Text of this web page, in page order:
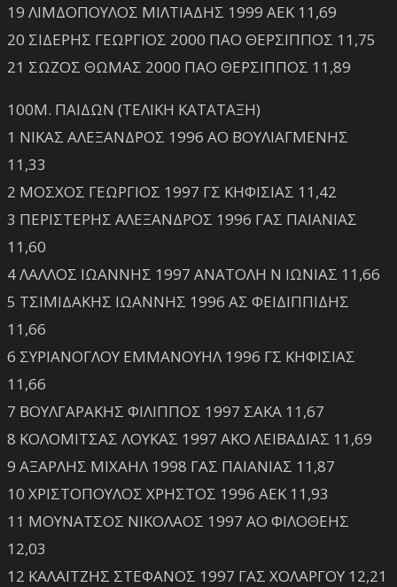
19 ΛΙΜΔΟΠΟΥΛΟΣ ΜΙΛΤΙΑΔΗΣ 1999 ΑΕΚ 11,69
20 ΣΙΔΕΡΗΣ ΓΕΩΡΓΙΟΣ 2000 ΠΑΟ ΘΕΡΣΙΠΠΟΣ 11,75
21 ΣΩΖΟΣ ΘΩΜΑΣ 2000 ΠΑΟ ΘΕΡΣΙΠΠΟΣ 11,89
100Μ. ΠΑΙΔΩΝ (ΤΕΛΙΚΗ ΚΑΤΑΤΑΞΗ)
1 ΝΙΚΑΣ ΑΛΕΞΑΝΔΡΟΣ 1996 ΑΟ ΒΟΥΛΙΑΓΜΕΝΗΣ
11,33
2 ΜΟΣΧΟΣ ΓΕΩΡΓΙΟΣ 1997 ΓΣ ΚΗΦΙΣΙΑΣ 11,42
3 ΠΕΡΙΣΤΕΡΗΣ ΑΛΕΞΑΝΔΡΟΣ 1996 ΓΑΣ ΠΑΙΑΝΙΑΣ
11,60
4 ΛΑΛΛΟΣ ΙΩΑΝΝΗΣ 1997 ΑΝΑΤΟΛΗ Ν ΙΩΝΙΑΣ 11,66
5 ΤΣΙΜΙΔΑΚΗΣ ΙΩΑΝΝΗΣ 1996 ΑΣ ΦΕΙΔΙΠΠΙΔΗΣ
11,66
6 ΣΥΡΙΑΝΟΓΛΟΥ ΕΜΜΑΝΟΥΗΛ 1996 ΓΣ ΚΗΦΙΣΙΑΣ
11,66
7 ΒΟΥΛΓΑΡΑΚΗΣ ΦΙΛΙΠΠΟΣ 1997 ΣΑΚΑ 11,67
8 ΚΟΛΟΜΙΤΣΑΣ ΛΟΥΚΑΣ 1997 ΑΚΟ ΛΕΙΒΑΔΙΑΣ 11,69
9 ΑΞΑΡΛΗΣ ΜΙΧΑΗΛ 1998 ΓΑΣ ΠΑΙΑΝΙΑΣ 11,87
10 ΧΡΙΣΤΟΠΟΥΛΟΣ ΧΡΗΣΤΟΣ 1996 ΑΕΚ 11,93
11 ΜΟΥΝΑΤΣΟΣ ΝΙΚΟΛΑΟΣ 1997 ΑΟ ΦΙΛΟΘΕΗΣ
12,03
12 ΚΑΛΑΪΤΖΗΣ ΣΤΕΦΑΝΟΣ 1997 ΓΑΣ ΧΟΛΑΡΓΟΥ 12,21